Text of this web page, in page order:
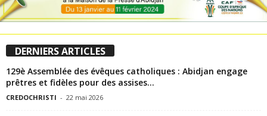
DERNIERS ARTICLES
129è Assemblée des évêques catholiques : Abidjan engage
prêtres et fidèles pour des assises...
CREDOCHRISTI - 22 mai 2026